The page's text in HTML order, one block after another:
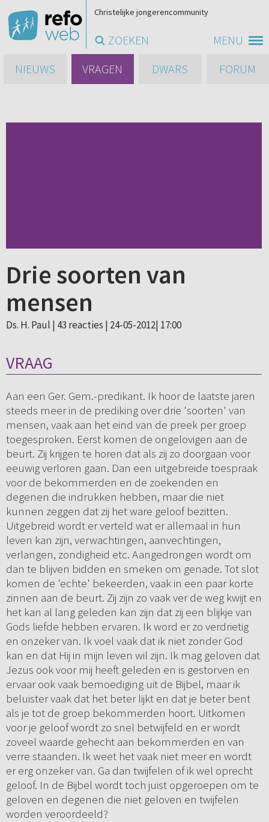
MENU
Christelijke jongerencommunity
ZOEKEN
NIEUWS
VRAGEN DWARS FORUM
Drie soorten van
mensen
Ds. H. Paul | 43 reacties | 24-05-2012| 17:00
VRAAG
Aan een Ger. Gem.-predikant. Ik hoor de laatste jaren
steeds meer in de prediking over drie 'soorten' van
mensen, vaak aan het eind van de preek per groep
toegesproken. Eerst komen de ongelovigen aan de
beurt. Zij krijgen te horen dat als zij zo doorgaan voor
eeuwig verloren gaan. Dan een uitgebreide toespraak
voor de bekommerden en de zoekenden en
degenen die indrukken hebben, maar die niet
kunnen zeggen dat zij het ware geloof bezitten.
Uitgebreid wordt er verteld wat er allemaal in hun
leven kan zijn, verwachtingen, aanvechtingen,
verlangen, zondigheid etc. Aangedrongen wordt om
dan te blijven bidden en smeken om genade. Tot slot
komen de 'echte' bekeerden, vaak in een paar korte
zinnen aan de beurt. Zij zijn zo vaak ver de weg kwijt en
het kan al lang geleden kan zijn dat zij een blijkje van
Gods liefde hebben ervaren. Ik word er zo verdrietig
en onzeker van. Ik voel vaak dat ik niet zonder God
kan en dat Hij in mijn leven wil zijn. Ik mag geloven dat
Jezus ook voor mij heeft geleden en is gestorven en
ervaar ook vaak bemoediging uit de Bijbel, maar ik
beluister vaak dat het beter lijkt en dat je beter bent
als je tot de groep bekommerden hoort. Uitkomen
voor je geloof wordt zo snel betwijfeld en er wordt
zoveel waarde gehecht aan bekommerden en van
verre staanden. Ik weet het vaak niet meer en wordt
er erg onzeker van. Ga dan twijfelen of ik wel oprecht
geloof. In de Bijbel wordt toch juist opgeroepen om te
geloven en degenen die niet geloven en twijfelen
worden veroordeeld?